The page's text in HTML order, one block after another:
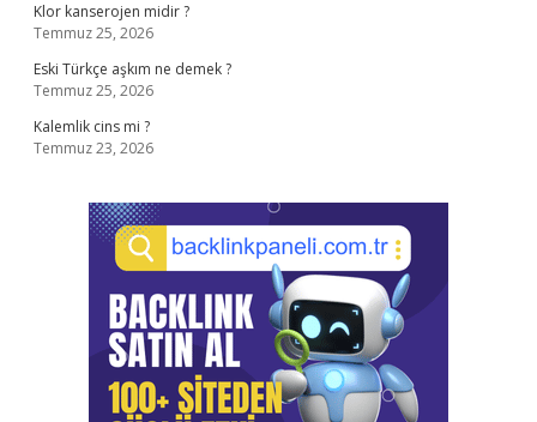
Klor kanserojen midir ?
Temmuz 25, 2026
Eski Türkçe aşkım ne demek ?
Temmuz 25, 2026
Kalemlik cins mi ?
Temmuz 23, 2026